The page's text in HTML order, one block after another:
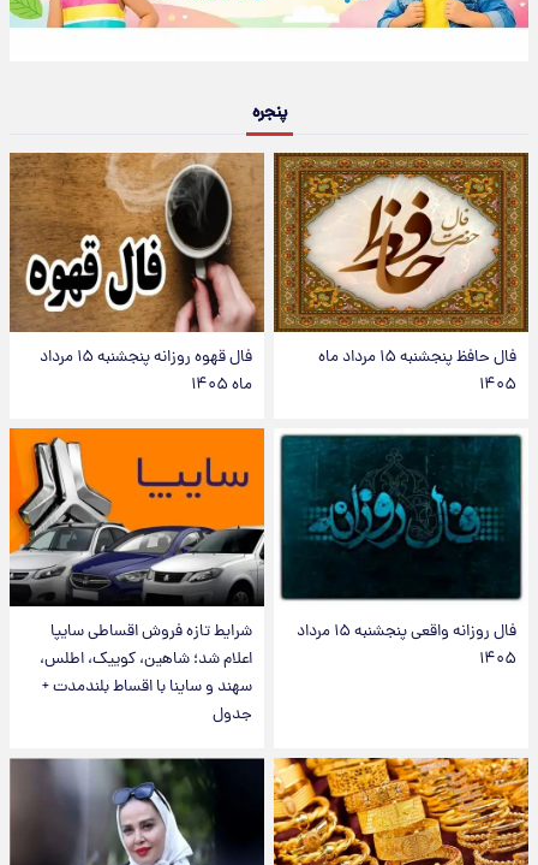
پنجره
فال حافظ پنجشنبه ۱۵ مرداد ماه
۱۴۰۵
فال قهوه روزانه پنجشنبه ۱۵ مرداد
ماه ۱۴۰۵
فال روزانه واقعی پنجشنبه ۱۵ مرداد
۱۴۰۵
شرایط تازه فروش اقساطی سایپا
اعلام شد؛ شاهین، کوییک، اطلس،
سهند و ساینا با اقساط بلندمدت +
جدول